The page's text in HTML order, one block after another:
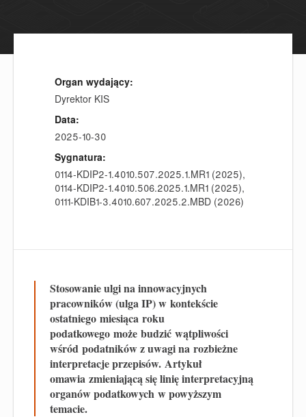
Organ wydający:
Dyrektor KIS
Data:
2025-10-30
Sygnatura:
0114-KDIP2-1.4010.507.2025.1.MR1 (2025),
0114-KDIP2-1.4010.506.2025.1.MR1 (2025),
0111-KDIB1-3.4010.607.2025.2.MBD (2026)
Stosowanie ulgi na innowacyjnych
pracowników (ulga IP) w kontekście
ostatniego miesiąca roku
podatkowego może budzić wątpliwości
wśród podatników z uwagi na rozbieżne
interpretacje przepisów. Artykuł
omawia zmieniającą się linię interpretacyjną
organów podatkowych w powyższym
temacie.